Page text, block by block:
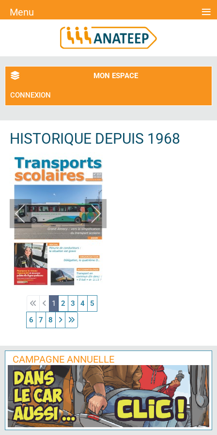
MON ESPACE
CONNEXION
HISTORIQUE DEPUIS 1968
1 2 3 4
5
6
7 8
CAMPAGNE ANNUELLE
Menu ≡